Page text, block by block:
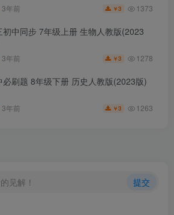
3年前 ￥3 1373
初中同步 7年级上册 生物人教版(2023
3年前 ￥3 1278
必刷题 8年级下册 历史人教版(2023版)
3年前 ￥3 1263
见解！ 提交